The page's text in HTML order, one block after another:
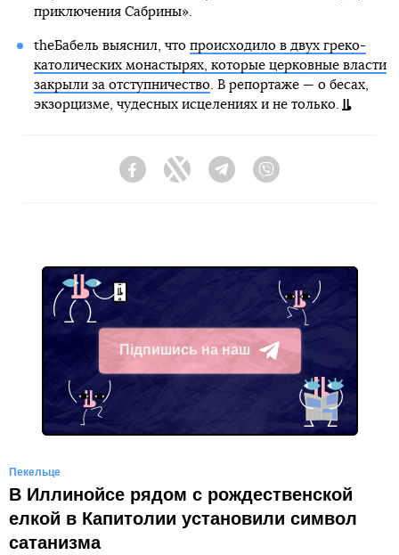
приключения Сабрины».
theБабель выяснил, что происходило в двух греко-
католических монастырях, которые церковные власти
закрыли за отступничество. В репортаже — о бесах,
экзорцизме, чудесных исцелениях и не только.
FacebookTwitter Telegram
Підпишись на наш
Telegram
Пекельце
В Иллинойсе рядом с рождественской
елкой в Капитолии установили символ
сатанизма